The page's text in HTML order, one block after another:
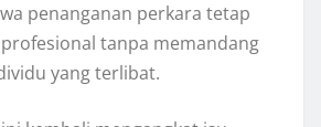
penanganan perkara tetap
tanpa memandang
yang terlibat.